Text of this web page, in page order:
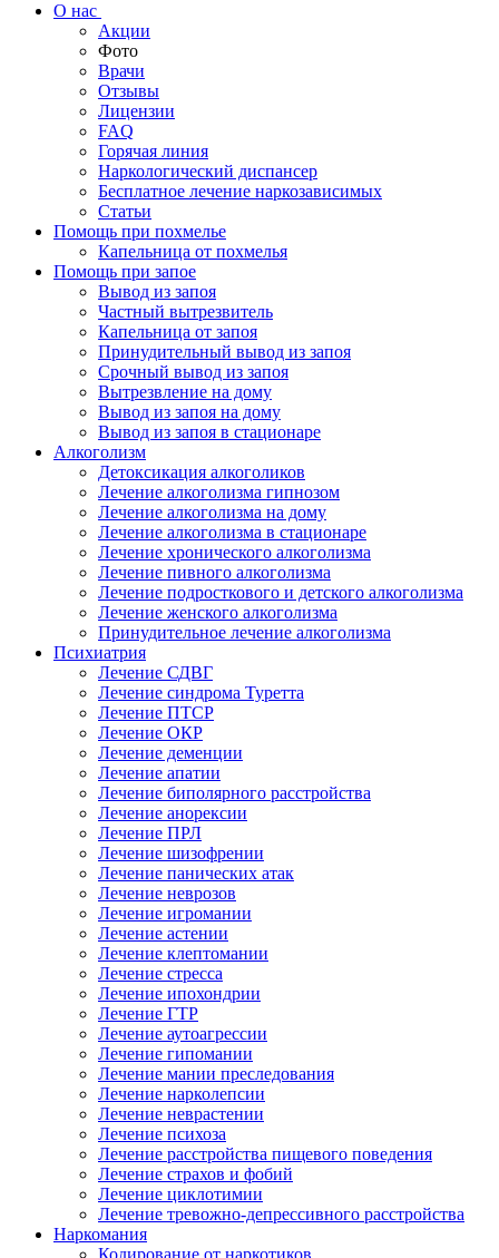
О нас
Акции
Фото
Врачи
Отзывы
Лицензии
FAQ
Горячая линия
Наркологический диспансер
Бесплатное лечение наркозависимых
Статьи
Помощь при похмелье
Капельница от похмелья
Помощь при запое
Вывод из запоя
Частный вытрезвитель
Капельница от запоя
Принудительный вывод из запоя
Срочный вывод из запоя
Вытрезвление на дому
Вывод из запоя на дому
Вывод из запоя в стационаре
Алкоголизм
Детоксикация алкоголиков
Лечение алкоголизма гипнозом
Лечение алкоголизма на дому
Лечение алкоголизма в стационаре
Лечение хронического алкоголизма
Лечение пивного алкоголизма
Лечение подросткового и детского алкоголизма
Лечение женского алкоголизма
Принудительное лечение алкоголизма
Психиатрия
Лечение СДВГ
Лечение синдрома Туретта
Лечение ПТСР
Лечение ОКР
Лечение деменции
Лечение апатии
Лечение биполярного расстройства
Лечение анорексии
Лечение ПРЛ
Лечение шизофрении
Лечение панических атак
Лечение неврозов
Лечение игромании
Лечение астении
Лечение клептомании
Лечение стресса
Лечение ипохондрии
Лечение ГТР
Лечение аутоагрессии
Лечение гипомании
Лечение мании преследования
Лечение нарколепсии
Лечение неврастении
Лечение психоза
Лечение расстройства пищевого поведения
Лечение страхов и фобий
Лечение циклотимии
Лечение тревожно-депрессивного расстройства
Наркомания
Кодирование от наркотиков